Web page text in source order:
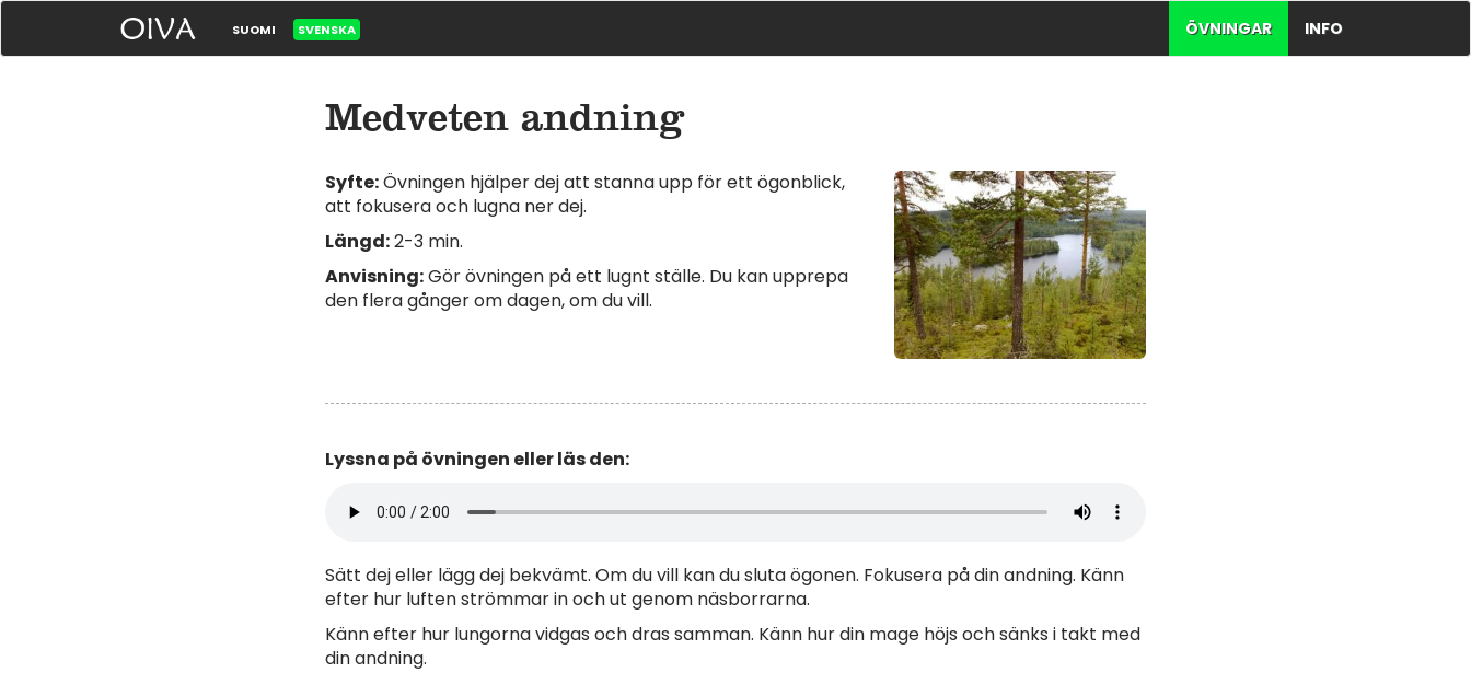
SUOMI SVENSKA ÖVNINGAR INFO
Medveten andning
Syfte:Övningen hjälper dej att stanna upp för ett ögonblick,
att fokusera och lugna ner dej.
Längd:2-3 min.
Anvisning:Gör övningen på ett lugnt ställe. Du kan upprepa
den flera gånger om dagen, om du vill.
Lyssna på övningen eller läs den:
Sätt dej eller lägg dej bekvämt. Om du vill kan du sluta ögonen. Fokusera på din andning. Känn
efter hur luften strömmar in och ut genom näsborrarna.
Känn efter hur lungorna vidgas och dras samman. Känn hur din mage höjs och sänks i takt med
din andning.